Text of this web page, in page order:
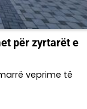
për zyrtarët e
veprime të